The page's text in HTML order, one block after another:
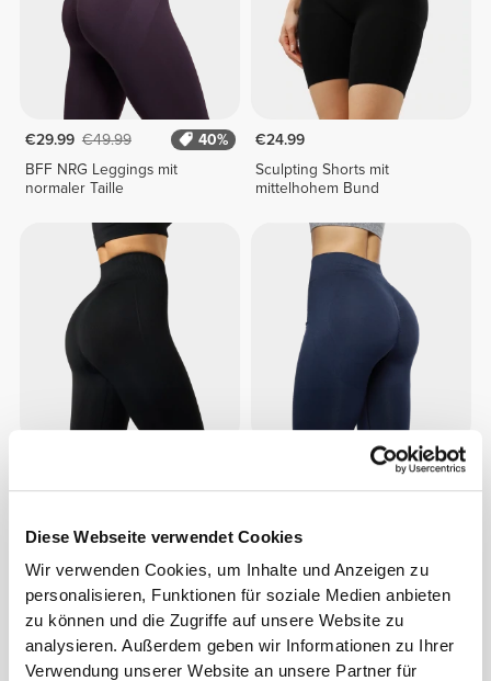
Diese Webseite verwendet Cookies
Wir verwenden Cookies, um Inhalte und Anzeigen zu
personalisieren, Funktionen für soziale Medien anbieten
zu können und die Zugriffe auf unsere Website zu
analysieren. Außerdem geben wir Informationen zu Ihrer
Verwendung unserer Website an unsere Partner für
€29.99 €49.99
40%
BFF NRG Leggings mit
normaler Taille
€24.99
Sculpting Shorts mit
mittelhohem Bund
Contour NRG Leggings mit
40%
BFF NRG Leggings mit